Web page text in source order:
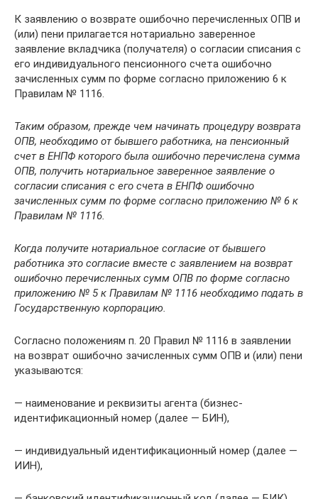
К заявлению о возврате ошибочно перечисленных ОПВ и
(или) пени прилагается нотариально заверенное
заявление вкладчика (получателя) о согласии списания с
его индивидуального пенсионного счета ошибочно
зачисленных сумм по форме согласно приложению 6 к
Правилам № 1116.
Таким образом, прежде чем начинать процедуру возврата
ОПВ, необходимо от бывшего работника, на пенсионный
счет в ЕНПФ которого была ошибочно перечислена сумма
ОПВ, получить нотариальное заверенное заявление о
согласии списания с его счета в ЕНПФ ошибочно
зачисленных сумм по форме согласно приложению № 6 к
Правилам № 1116.
Когда получите нотариальное согласие от бывшего
работника это согласие вместе с заявлением на возврат
ошибочно перечисленных сумм ОПВ по форме согласно
приложению № 5 к Правилам № 1116 необходимо подать в
Государственную корпорацию.
Согласно положениям п. 20 Правил № 1116 в заявлении
на возврат ошибочно зачисленных сумм ОПВ и (или) пени
указываются:
— наименование и реквизиты агента (бизнес-
идентификационный номер (далее — БИН),
— индивидуальный идентификационный номер (далее —
ИИН),